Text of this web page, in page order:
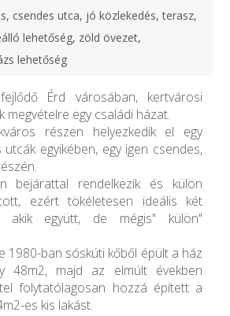
csendes utca, jó közlekedés, terasz,
lehetőség, zöld övezet,
lehetőség
Érd városában, kertvárosi
megvételre egy családi házat.
részen helyezkedik el egy
egyikében, egy igen csendes,
bejárattal rendelkezik és külön
ezért tökéletesen ideális két
akik együtt, de mégis" külön"
1980-ban sóskúti kőből épült a ház
48m2, majd az elmúlt években
folytatólagosan hozzá épített a
es kis lakást.